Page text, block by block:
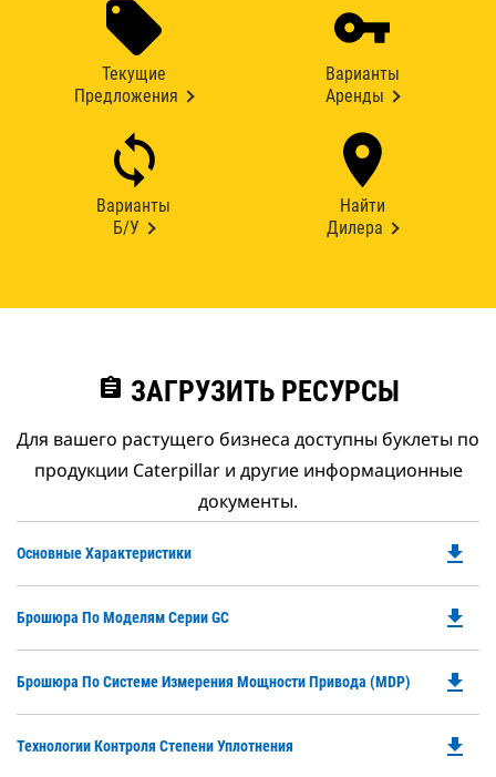
Текущие
Предложения
Варианты
Аренды
Варианты
Б/У
Найти
Дилера
assignment ЗАГРУЗИТЬ РЕСУРСЫ
Для вашего растущего бизнеса доступны буклеты по
продукции Caterpillar и другие информационные
документы.
Основные Характеристики
a
file_download
Брошюра По Моделям Серии GC
a
file_download
Брошюра По Системе Измерения Мощности Привода (MDP) file_download
Технологии Контроля Степени Уплотнения file_download